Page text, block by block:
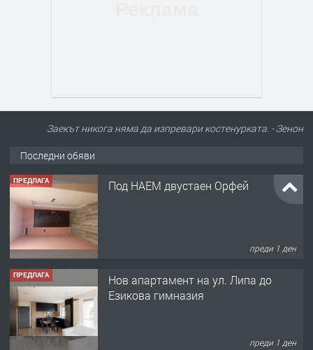
Заекът никога няма да изпревари костенурката. - Зенон
Последни обяви
ПРЕДЛАГА Под НАЕМ двустаен Орфей
преди 1 ден
ПРЕДЛАГА
Нов апартамент на ул. Липа до
Езикова гимназия
преди 1 ден